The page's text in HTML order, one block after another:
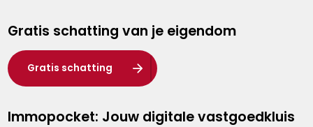
Hasselt
Heist-op-den-Berg
Herentals
Kalmthout
Gratis schatting van je eigendom
Gratis schatting
Immopocket: Jouw digitale vastgoedkluis